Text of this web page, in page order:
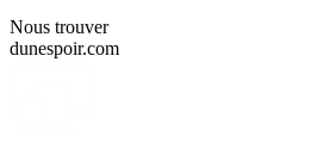
Nous trouver
dunespoir.com